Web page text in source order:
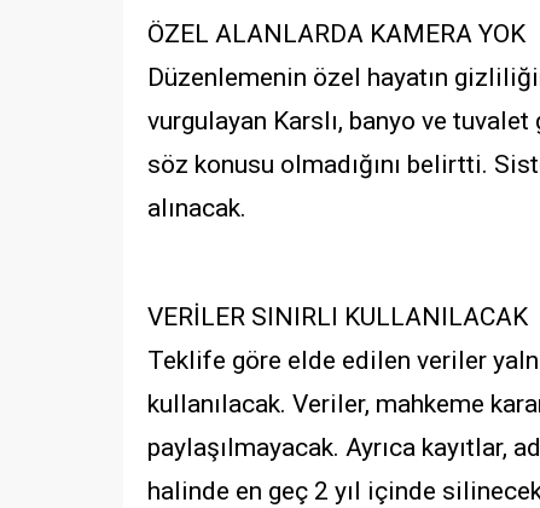
ÖZEL ALANLARDA KAMERA YOK
Düzenlemenin özel hayatın
vurgulayan Karslı, banyo ve
söz konusu olmadığını belirtti.
alınacak.
VERİLER SINIRLI KULLANILACAK
Teklife göre elde edilen veriler
kullanılacak. Veriler, mahkeme
paylaşılmayacak. Ayrıca kayıtlar,
halinde en geç 2 yıl içinde